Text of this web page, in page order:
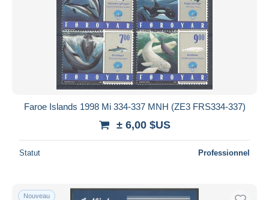
Faroe Islands 1998 Mi 334-337 MNH (ZE3 FRS334-337)
± 6,00 $US
Statut Professionnel
Nouveau